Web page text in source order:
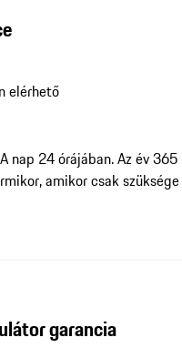
elérhető
nap 24 órájában. Az év 365
amikor csak szüksége
garancia